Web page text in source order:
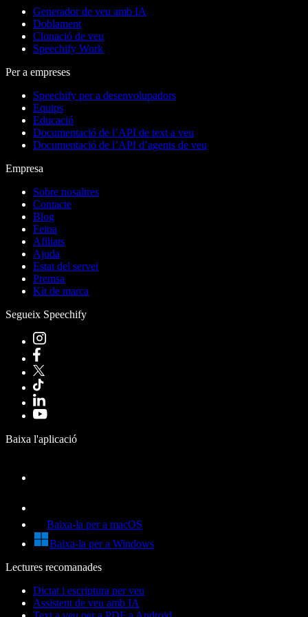
Generador de veu amb IA
Doblament
Clonació de veu
Speechify Work
Per a empreses
Speechify per a desenvolupadors
Equips
Educació
Documentació de l’API de text a veu
Documentació de l’API d’agents de veu
Empresa
Sobre nosaltres
Contacte
Blog
Feina
Afiliats
Ajuda
Estat del servei
Premsa
Kit de marca
Segueix Speechify
Baixa l'aplicació
Baixa-la per a macOS
Baixa-la per a Windows
Lectures recomanades
Dictat i escriptura per veu
Assistent de veu amb IA